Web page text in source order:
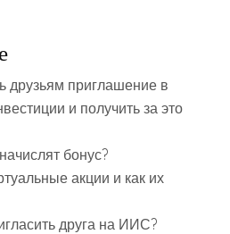
друзьям приглашение в
и получить за это
бонус?
акции и как их
друга на ИИС?